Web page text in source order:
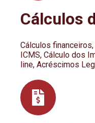
Cálculos
Cálculos
ICMS, Cálculo dos
line, Acréscimos